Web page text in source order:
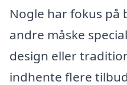
Nogle har fokus
andre måske
design eller
indhente flere